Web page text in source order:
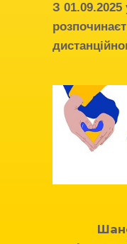
З 01.09.2025